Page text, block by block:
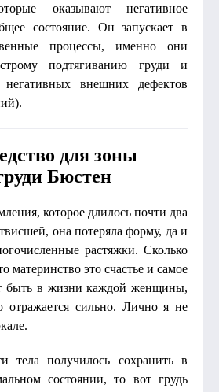
оказывают негативное
состояние. Он запускает в
процессы, именно они
подтягиванию груди и
внешних дефектов
для зоны
Бюстен
которое длилось почти два
она потеряла форму, да и
растяжки. Сколько
материнство это счастье и самое
быть в жизни каждой женщины,
отражается сильно. Лично я не
тела получилось сохранить в
состоянии, то вот грудь